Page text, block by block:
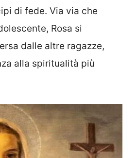
di fede. Via via che
Rosa si
dalle altre ragazze,
alla spiritualità più